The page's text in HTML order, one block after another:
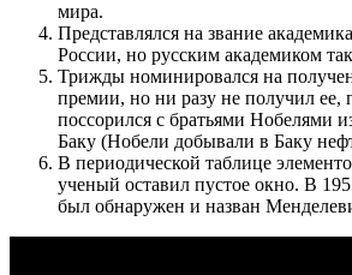
мира.
Представлялся на звание
России, но русским академиком
Трижды номинировался на
премии, но ни разу не получил ее,
поссорился с братьями Нобелями
Баку (Нобели добывали в Баку
В периодической таблице
ученый оставил пустое окно. В
был обнаружен и назван